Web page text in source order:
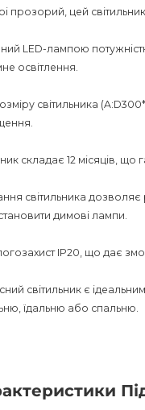
прозорий, цей
LED-лампою
освітлення.
світильника
складає 12 місяців, що
світильника
димові лампи.
IP20, що дає
світильник є
їдальню або спальню.
з іншими
скла дозволяє світлу